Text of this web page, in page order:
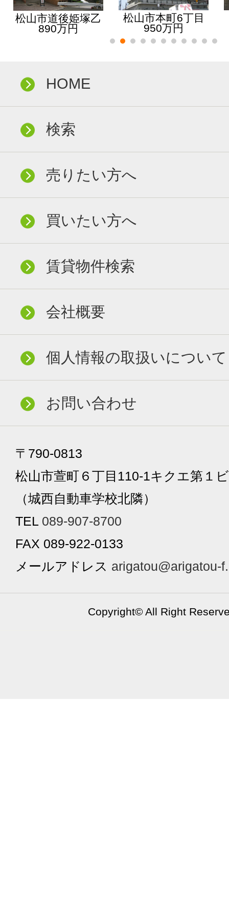
松山市道後姫塚乙
890万円
松山市本町6丁目
950万円
HOME
検索
売りたい方へ
買いたい方へ
賃貸物件検索
会社概要
個人情報の取扱いについて
お問い合わせ
〒790-0813
松山市萱町６丁目110-1キクエ第１
（城西自動車学校北隣）
TEL 089-907-8700
FAX 089-922-0133
メールアドレス arigatou@arigatou-
Copyright© All Right